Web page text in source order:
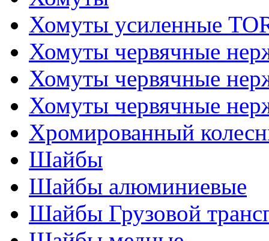
Хомуты усиленные
Хомуты червячные
Хомуты червячные
Хомуты червячные
Хромированный
Шайбы
Шайбы алюминиевые
Шайбы Грузовой